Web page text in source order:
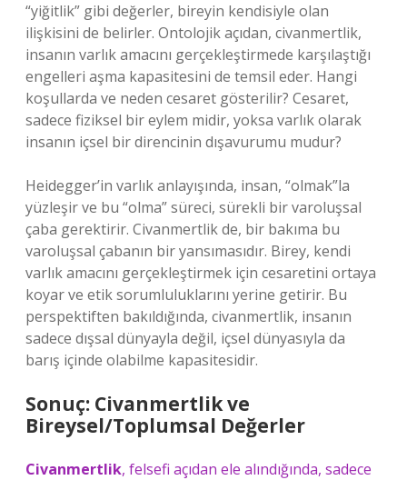
“yiğitlik” gibi değerler, bireyin kendisiyle olan
ilişkisini de belirler. Ontolojik açıdan, civanmertlik,
insanın varlık amacını gerçekleştirmede karşılaştığı
engelleri aşma kapasitesini de temsil eder. Hangi
koşullarda ve neden cesaret gösterilir? Cesaret,
sadece fiziksel bir eylem midir, yoksa varlık olarak
insanın içsel bir direncinin dışavurumu mudur?
Heidegger’in varlık anlayışında, insan, “olmak”la
yüzleşir ve bu “olma” süreci, sürekli bir varoluşsal
çaba gerektirir. Civanmertlik de, bir bakıma bu
varoluşsal çabanın bir yansımasıdır. Birey, kendi
varlık amacını gerçekleştirmek için cesaretini ortaya
koyar ve etik sorumluluklarını yerine getirir. Bu
perspektiften bakıldığında, civanmertlik, insanın
sadece dışsal dünyayla değil, içsel dünyasıyla da
barış içinde olabilme kapasitesidir.
Sonuç: Civanmertlik ve
Bireysel/Toplumsal Değerler
Civanmertlik, felsefi açıdan ele alındığında, sadece